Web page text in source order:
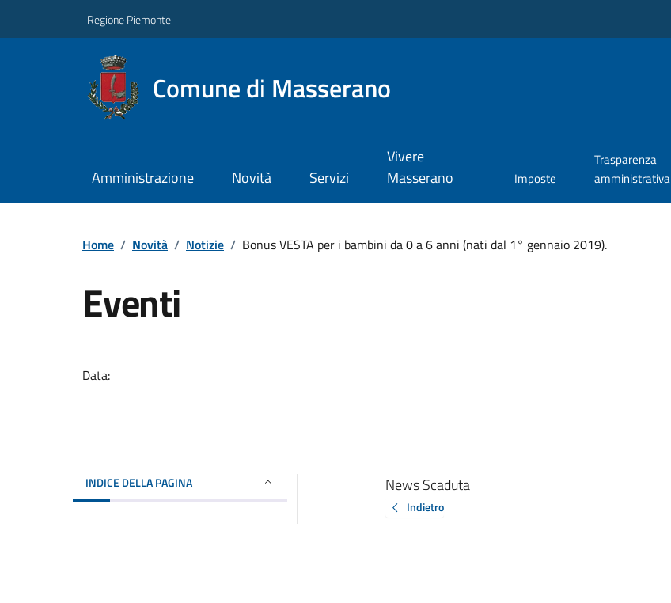
Regione Piemonte
Comune di Masserano
Amministrazione Novità Servizi
Vivere
Masserano
Imposte
Trasparenza
amministrativa
Home / Novità / Notizie / Bonus VESTA per i bambini da 0 a 6 anni (nati dal 1° gennaio 2019).
Eventi
Data:
INDICE DELLA PAGINA News Scaduta
Indietro